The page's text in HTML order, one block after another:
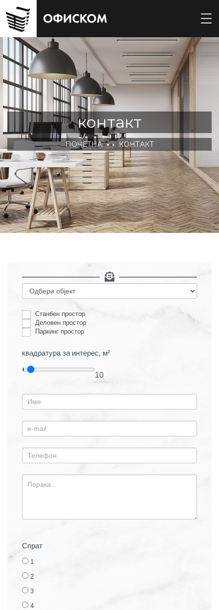
контакт
ПОЧЕТНА КОНТАКТ
i
Станбен простор
Деловен простор
Паркинг простор
квадратура за интерес, м²
10
Спрат
1
2
3
4